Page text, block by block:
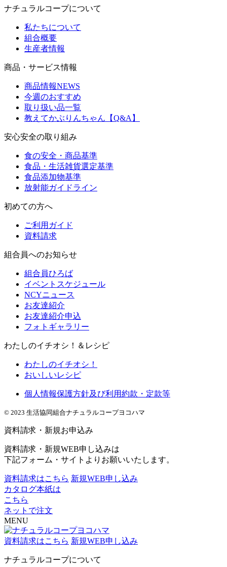
ナチュラルコープについて
私たちについて
組合概要
生産者情報
商品・サービス情報
商品情報NEWS
今週のおすすめ
取り扱い品一覧
教えてかぶりんちゃん【Q&A】
安心安全の取り組み
食の安全・商品基準
食品・生活雑貨選定基準
食品添加物基準
放射能ガイドライン
初めての方へ
ご利用ガイド
資料請求
組合員へのお知らせ
組合員ひろば
イベントスケジュール
NCYニュース
お友達紹介
お友達紹介申込
フォトギャラリー
わたしのイチオシ！＆レシピ
わたしのイチオシ！
おいしいレシピ
個人情報保護方針及び利用約款・定款等
© 2023 生活協同組合ナチュラルコープヨコハマ
資料請求・新規お申込み
資料請求・新規WEB申し込みは
下記フォーム・サイトよりお願いいたします。
資料請求はこちら 新規WEB申し込み
カタログ本紙は
こちら
ネットで注文
MENU
資料請求はこちら 新規WEB申し込み
ナチュラルコープについて